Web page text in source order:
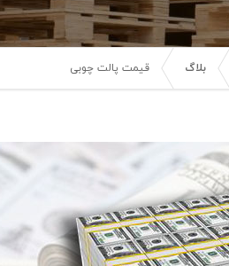
بلاگ قیمت پالت چوبی